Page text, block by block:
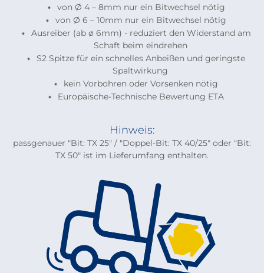
von Ø 4 – 8mm nur ein Bitwechsel nötig
von Ø 6 – 10mm nur ein Bitwechsel nötig
Ausreiber (ab ø 6mm) - reduziert den Widerstand am
Schaft beim eindrehen
S2 Spitze für ein schnelles Anbeißen und geringste
Spaltwirkung
kein Vorbohren oder Vorsenken nötig
Europäische-Technische Bewertung ETA
Hinweis:
passgenauer "Bit: TX 25" / "Doppel-Bit: TX 40/25" oder "Bit:
TX 50" ist im Lieferumfang enthalten.